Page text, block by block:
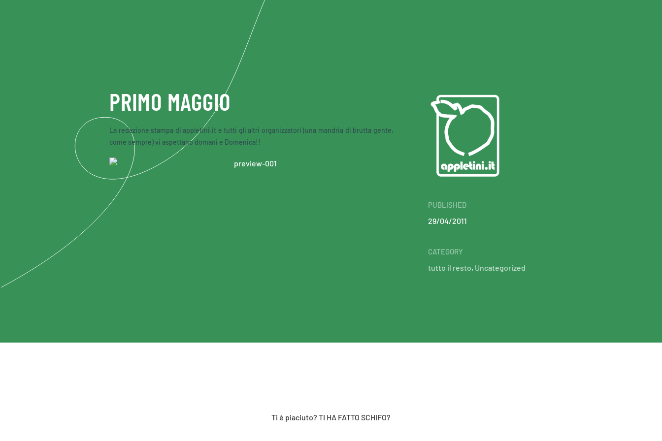
PRIMO MAGGIO
La redazione stampa di appletini.it e tutti gli altri organizzatori (una mandria di brutta gente,
come sempre) vi aspettano domani e Domenica!!
PUBLISHED
29/04/2011
CATEGORY
tutto il resto, Uncategorized
Ti è piaciuto? TI HA FATTO SCHIFO?